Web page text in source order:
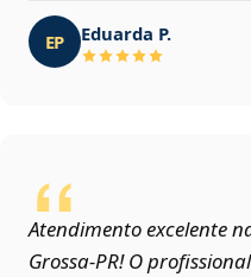
EP Eduarda P.
Atendimento excelente
Grossa‑PR! O